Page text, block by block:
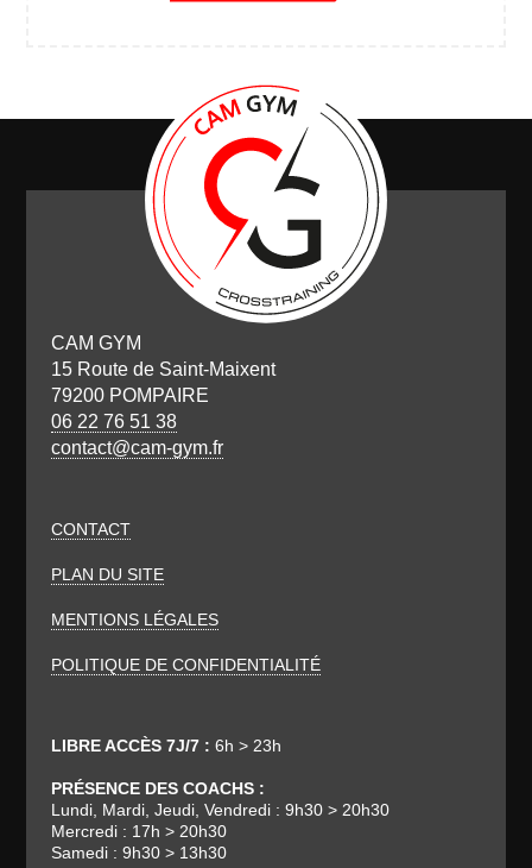
CAM GYM
15 Route de Saint-Maixent
79200 POMPAIRE
06 22 76 51 38
contact@cam-gym.fr
CONTACT
PLAN DU SITE
MENTIONS LÉGALES
POLITIQUE DE CONFIDENTIALITÉ
LIBRE ACCÈS 7J/7 : 6h > 23h
PRÉSENCE DES COACHS :
Lundi, Mardi, Jeudi, Vendredi : 9h30 > 20h30
Mercredi : 17h > 20h30
Samedi : 9h30 > 13h30